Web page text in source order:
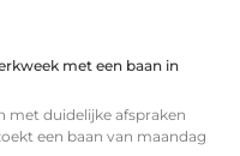
met een baan in
met duidelijke afspraken
een baan van maandag